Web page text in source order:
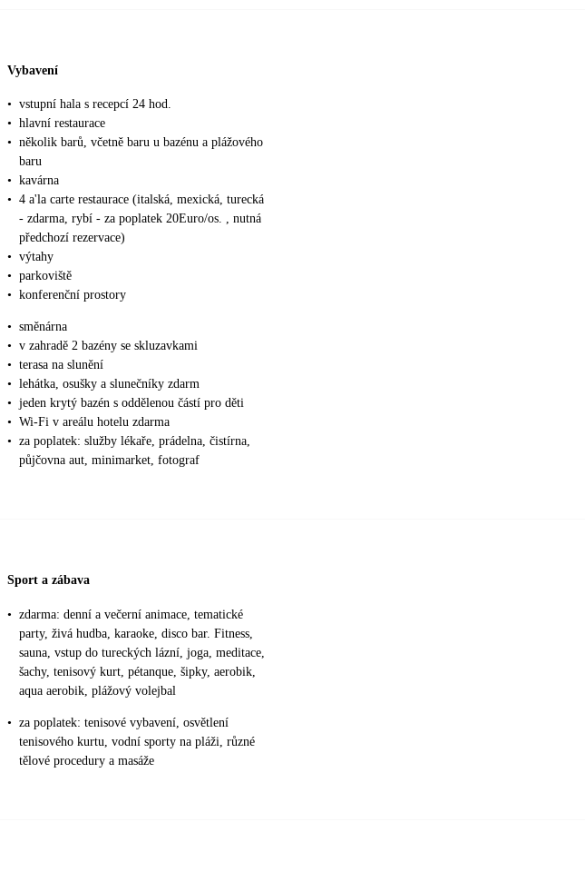
Vybavení
• vstupní hala s recepcí 24 hod.
• hlavní restaurace
• několik barů, včetně baru u bazénu a plážového
baru
• kavárna
• 4 a'la carte restaurace (italská, mexická, turecká
- zdarma, rybí - za poplatek 20Euro/os. , nutná
předchozí rezervace)
• výtahy
• parkoviště
• konferenční prostory
• směnárna
• v zahradě 2 bazény se skluzavkami
• terasa na slunění
• lehátka, osušky a slunečníky zdarm
• jeden krytý bazén s oddělenou částí pro děti
• Wi-Fi v areálu hotelu zdarma
• za poplatek: služby lékaře, prádelna, čistírna,
půjčovna aut, minimarket, fotograf
Sport a zábava
• zdarma: denní a večerní animace, tematické
party, živá hudba, karaoke, disco bar. Fitness,
sauna, vstup do tureckých lázní, joga, meditace,
šachy, tenisový kurt, pétanque, šipky, aerobik,
aqua aerobik, plážový volejbal
• za poplatek: tenisové vybavení, osvětlení
tenisového kurtu, vodní sporty na pláži, různé
tělové procedury a masáže